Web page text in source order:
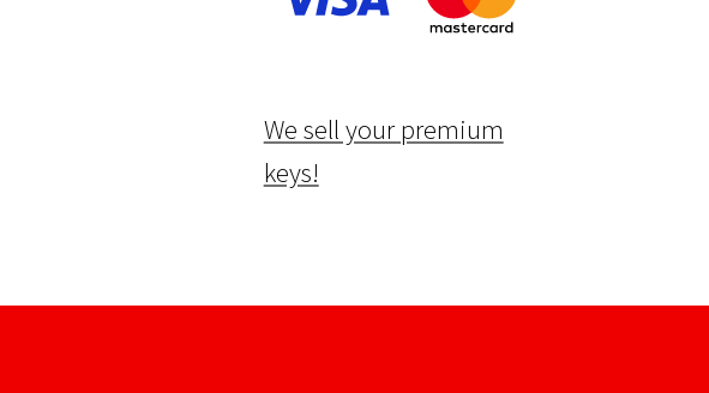
We sell your premium
keys!